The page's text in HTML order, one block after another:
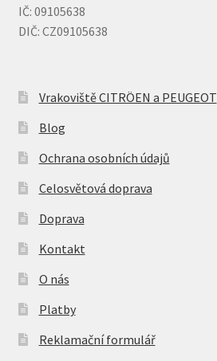
IČ: 09105638
DIČ: CZ09105638
Vrakoviště CITRÖEN a PEUGEOT
Blog
Ochrana osobních údajů
Celosvětová doprava
Doprava
Kontakt
O nás
Platby
Reklamační formulář